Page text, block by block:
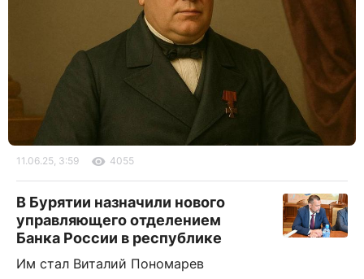
11.06.25, 3:59 4055
В Бурятии назначили нового
управляющего отделением
Банка России в республике
Им стал Виталий Пономарев